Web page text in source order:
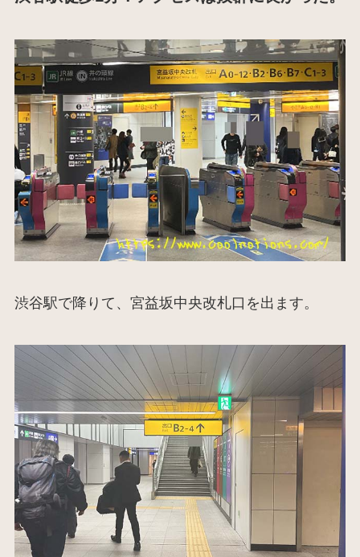
渋谷駅で降りて、宮益坂中央改札口を出ます。